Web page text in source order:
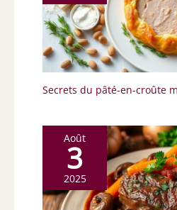
Secrets du pâté-en-croûte
Août
3
2025